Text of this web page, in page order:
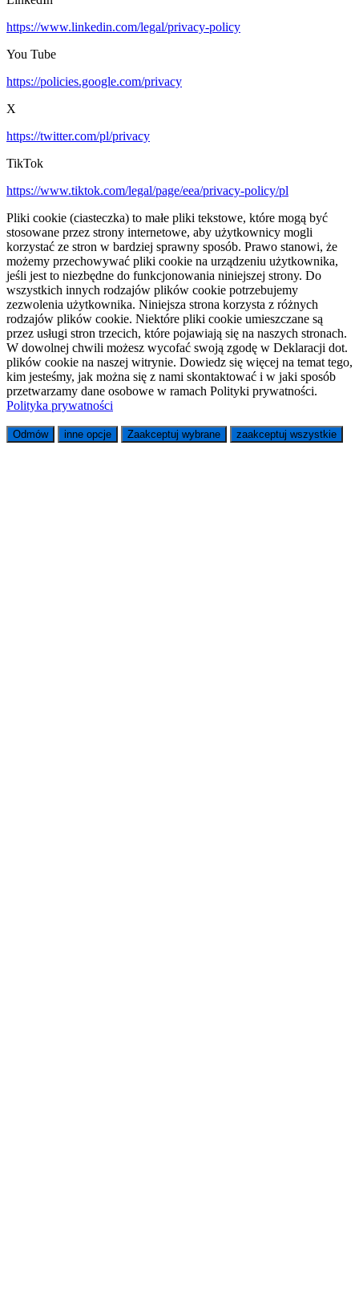
https://www.linkedin.com/legal/privacy-policy
You Tube
https://policies.google.com/privacy
X
https://twitter.com/pl/privacy
TikTok
https://www.tiktok.com/legal/page/eea/privacy-policy/pl
Pliki cookie (ciasteczka) to małe pliki tekstowe, które mogą być
stosowane przez strony internetowe, aby użytkownicy mogli
korzystać ze stron w bardziej sprawny sposób. Prawo stanowi, że
możemy przechowywać pliki cookie na urządzeniu użytkownika,
jeśli jest to niezbędne do funkcjonowania niniejszej strony. Do
wszystkich innych rodzajów plików cookie potrzebujemy
zezwolenia użytkownika. Niniejsza strona korzysta z różnych
rodzajów plików cookie. Niektóre pliki cookie umieszczane są
przez usługi stron trzecich, które pojawiają się na naszych stronach.
W dowolnej chwili możesz wycofać swoją zgodę w Deklaracji dot.
plików cookie na naszej witrynie. Dowiedz się więcej na temat tego,
kim jesteśmy, jak można się z nami skontaktować i w jaki sposób
przetwarzamy dane osobowe w ramach Polityki prywatności.
Polityka prywatności
Odmów inne opcje Zaakceptuj wybrane zaakceptuj wszystkie